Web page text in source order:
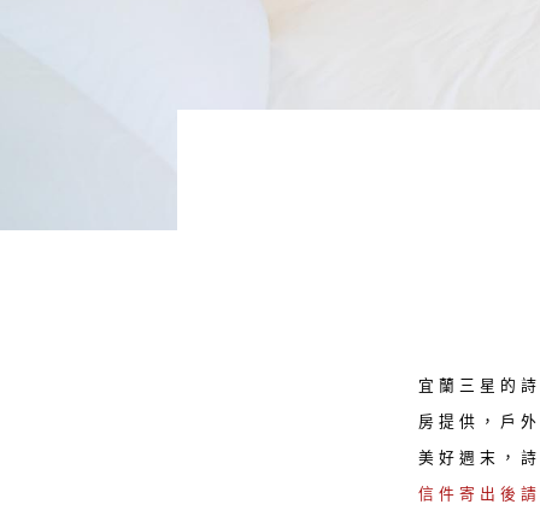
宜蘭三星的
房提供，戶
美好週末，
信件寄出後